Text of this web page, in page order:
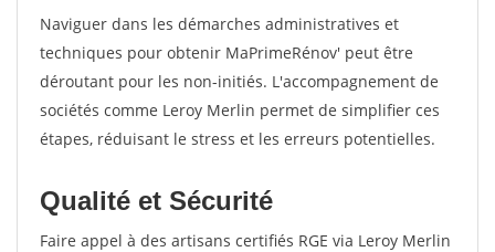
Naviguer dans les démarches administratives et
techniques pour obtenir MaPrimeRénov' peut être
déroutant pour les non-initiés. L'accompagnement de
sociétés comme Leroy Merlin permet de simplifier ces
étapes, réduisant le stress et les erreurs potentielles.
Qualité et Sécurité
Faire appel à des artisans certifiés RGE via Leroy Merlin